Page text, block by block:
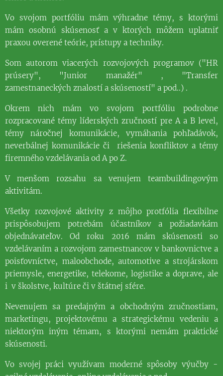
Vo svojom portfóliu mám výhradne témy, s ktorými
mám osobnú skúsenosť a v ktorých môžem uplatniť
praxou overené teórie, prístupy a techniky.
Som autorom viacerých rozvojových programov ("HR
prúsery", "Junior manažér" , "Transfer
zamestnaneckých znalostí a skúseností" a pod..) .
Okrem nich mám vo svojom portfóliu podrobne
rozpracované témy líderských zručností pre A a B level,
témy náročnej komunikácie, vymáhania pohľadávok,
neverbálnej komunikácie či riešenia konfliktov a témy
firemného vzdelávania od A po Z.
V menšom rozsahu sa venujem teambuildingovým
aktivitám.
Všetky rozvojové aktivity z môjho protfólia flexibilne
prispôsobujem potrebám účastníkov a požiadavkám
objednávateľov. Od roku 2016 mám skúsenosti so
vzdelávaním a rozvojom zamestnancov v bankovnictve a
poisťovníctve, maloobchode, automotive a strojárskom
priemysle, energetike, telekome, logistike a doprave, ale
i v školstve, kultúre či v štátnej sfére.
Nevenujem sa predajným a obchodným zručnostiam,
marketingu, projektovému a strategickému vedeniu a
niektorým iným témam, s ktorými nemám praktické
skúsenosti.
Vo svojej práci využívam moderné spôsoby výučby -